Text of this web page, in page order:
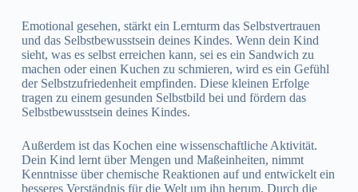
Emotional gesehen, stärkt ein Lernturm das Selbstvertrauen
und das Selbstbewusstsein deines Kindes. Wenn dein Kind
sieht, was es selbst erreichen kann, sei es ein Sandwich zu
machen oder einen Kuchen zu schmieren, wird es ein Gefühl
der Selbstzufriedenheit empfinden. Diese kleinen Erfolge
tragen zu einem gesunden Selbstbild bei und fördern das
Selbstbewusstsein deines Kindes.
Außerdem ist das Kochen eine wissenschaftliche Aktivität.
Dein Kind lernt über Mengen und Maßeinheiten, nimmt
Kenntnisse über chemische Reaktionen auf und entwickelt ein
besseres Verständnis für die Welt um ihn herum. Durch die